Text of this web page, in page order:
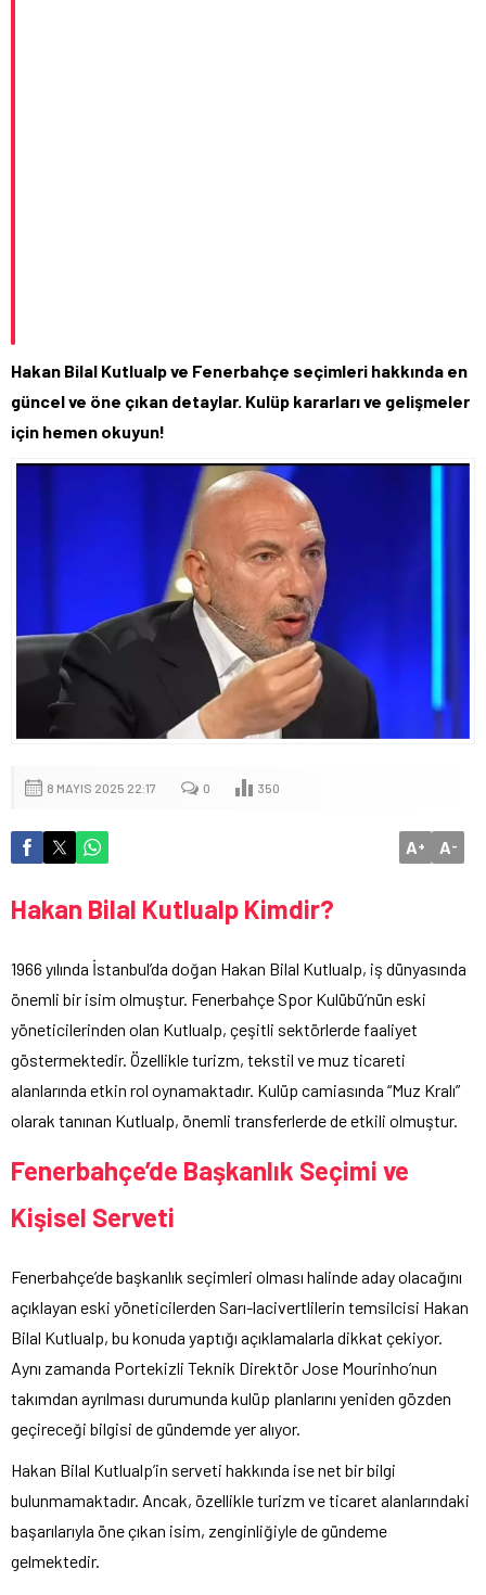
Hakan Bilal Kutlualp ve Fenerbahçe seçimleri hakkında en
güncel ve öne çıkan detaylar. Kulüp kararları ve gelişmeler
için hemen okuyun!
8 MAYIS 2025 22:17 0 350
A+ A-
Hakan Bilal Kutlualp Kimdir?
1966 yılında İstanbul’da doğan Hakan Bilal Kutlualp, iş dünyasında
önemli bir isim olmuştur. Fenerbahçe Spor Kulübü’nün eski
yöneticilerinden olan Kutlualp, çeşitli sektörlerde faaliyet
göstermektedir. Özellikle turizm, tekstil ve muz ticareti
alanlarında etkin rol oynamaktadır. Kulüp camiasında “Muz Kralı”
olarak tanınan Kutlualp, önemli transferlerde de etkili olmuştur.
Fenerbahçe’de Başkanlık Seçimi ve
Kişisel Serveti
Fenerbahçe’de başkanlık seçimleri olması halinde aday olacağını
açıklayan eski yöneticilerden Sarı-lacivertlilerin temsilcisi Hakan
Bilal Kutlualp, bu konuda yaptığı açıklamalarla dikkat çekiyor.
Aynı zamanda Portekizli Teknik Direktör Jose Mourinho’nun
takımdan ayrılması durumunda kulüp planlarını yeniden gözden
geçireceği bilgisi de gündemde yer alıyor.
Hakan Bilal Kutlualp’in serveti hakkında ise net bir bilgi
bulunmamaktadır. Ancak, özellikle turizm ve ticaret alanlarındaki
başarılarıyla öne çıkan isim, zenginliğiyle de gündeme
gelmektedir.